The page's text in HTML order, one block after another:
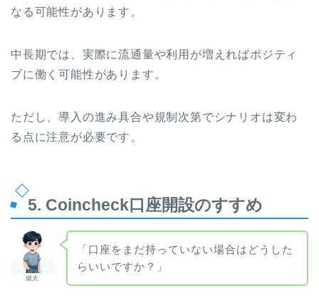
なる可能性があります。
中長期では、実際に流通量や利用が増えればポジティ
ブに働く可能性があります。
ただし、導入の進み具合や規制次第でシナリオは変わ
る点に注意が必要です。
5. Coincheck口座開設のすすめ
健太
「口座をまだ持っていない場合はどうした
らいいですか？」